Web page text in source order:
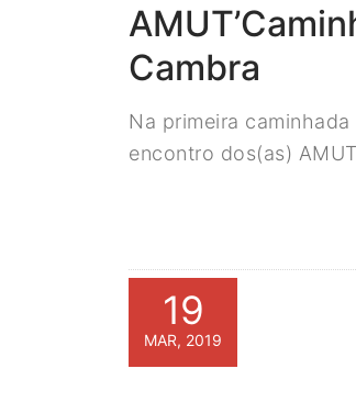
Cambra
Na primeira
encontro dos(as)
19
MAR, 2019